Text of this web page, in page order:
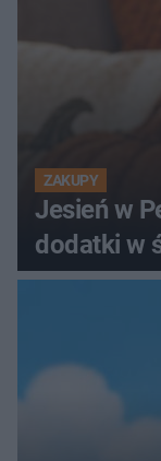
ZAKUPY
Jesień w
dodatki w